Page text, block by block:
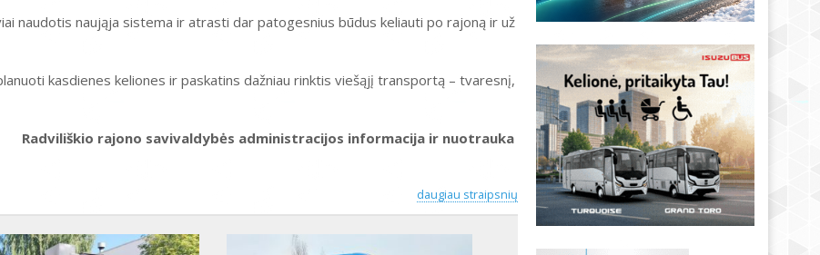
naudotis naująja sistema ir atrasti dar patogesnius būdus keliauti po rajoną ir už
kasdienes keliones ir paskatins dažniau rinktis viešąjį transportą – tvaresnį,
Radviliškio rajono savivaldybės administracijos informacija ir nuotrauka
daugiau straipsnių